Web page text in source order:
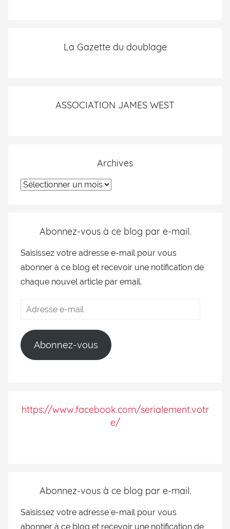
La Gazette du doublage
ASSOCIATION JAMES WEST
Archives
Abonnez-vous à ce blog par e-mail.
Saisissez votre adresse e-mail pour vous
abonner à ce blog et recevoir une notification de
chaque nouvel article par email.
Abonnez-vous
https://www.facebook.com/serialement.votr
e/
Abonnez-vous à ce blog par e-mail.
Saisissez votre adresse e-mail pour vous
abonner à ce blog et recevoir une notification de